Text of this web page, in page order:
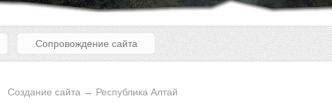
Сопровождение сайта
Создание сайта → Республика Алтай